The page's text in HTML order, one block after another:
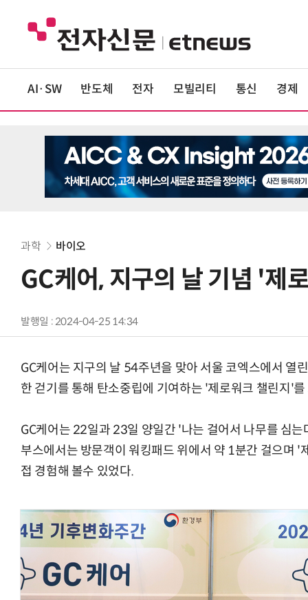
AI·SW 반도체 전자 모빌리티 통신 경제
과학 바이오
GC케어, 지구의 날 기념 '제
발행일 : 2024-04-25 14:34
GC케어는 지구의 날 54주년을 맞아 서울 코엑스에서
한 걷기를 통해 탄소중립에 기여하는 '제로워크 챌린지'
GC케어는 22일과 23일 양일간 '나는 걸어서 나무를 심
부스에서는 방문객이 워킹패드 위에서 약 1분간 걸으며 '
접 경험해 볼수 있었다.